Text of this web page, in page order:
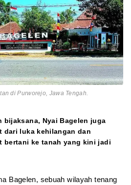
di Purworejo, Jawa Tengah.
bijaksana, Nyai Bagelen juga
dari luka kehilangan dan
bertani ke tanah yang kini jadi
Bagelen, sebuah wilayah tenang